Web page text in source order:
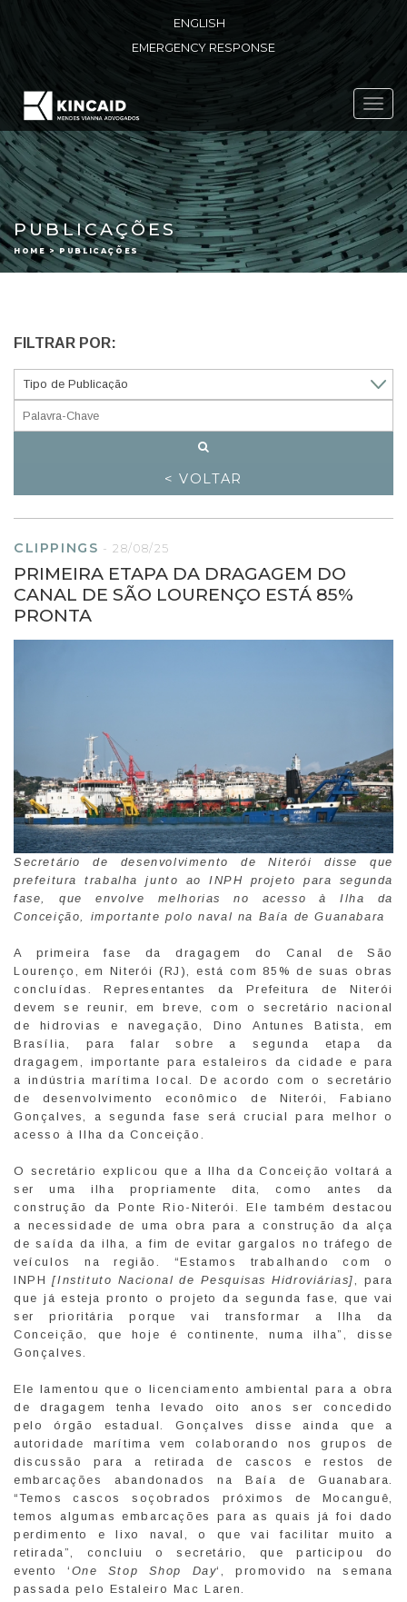
ENGLISH
EMERGENCY RESPONSE
PUBLICAÇÕES
HOME > PUBLICAÇÕES
FILTRAR POR:
< VOLTAR
CLIPPINGS - 28/08/25
PRIMEIRA ETAPA DA DRAGAGEM DO
CANAL DE SÃO LOURENÇO ESTÁ 85%
PRONTA
Secretário de desenvolvimento de Niterói disse que
prefeitura trabalha junto ao INPH projeto para segunda
fase, que envolve melhorias no acesso à Ilha da
Conceição, importante polo naval na Baía de Guanabara
A primeira fase da dragagem do Canal de São
Lourenço, em Niterói (RJ), está com 85% de suas obras
concluídas. Representantes da Prefeitura de Niterói
devem se reunir, em breve, com o secretário nacional
de hidrovias e navegação, Dino Antunes Batista, em
Brasília, para falar sobre a segunda etapa da
dragagem, importante para estaleiros da cidade e para
a indústria marítima local. De acordo com o secretário
de desenvolvimento econômico de Niterói, Fabiano
Gonçalves, a segunda fase será crucial para melhor o
acesso à Ilha da Conceição.
O secretário explicou que a Ilha da Conceição voltará a
ser uma ilha propriamente dita, como antes da
construção da Ponte Rio-Niterói. Ele também destacou
a necessidade de uma obra para a construção da alça
de saída da ilha, a fim de evitar gargalos no tráfego de
veículos na região. “Estamos trabalhando com o
INPH[Instituto Nacional de Pesquisas Hidroviárias]
, para
que já esteja pronto o projeto da segunda fase, que vai
ser prioritária porque vai transformar a Ilha da
Conceição, que hoje é continente, numa ilha”, disse
Gonçalves.
Ele lamentou que o licenciamento ambiental para a obra
de dragagem tenha levado oito anos ser concedido
pelo órgão estadual. Gonçalves disse ainda que a
autoridade marítima vem colaborando nos grupos de
discussão para a retirada de cascos e restos de
embarcações abandonados na Baía de Guanabara.
“Temos cascos soçobrados próximos de Mocanguê,
temos algumas embarcações para as quais já foi dado
perdimento e lixo naval, o que vai facilitar muito a
retirada”, concluiu o secretário, que participou do
evento ‘ One Stop Shop Day‘, promovido na semana
passada pelo Estaleiro Mac Laren.